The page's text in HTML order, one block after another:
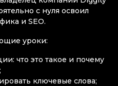
с нуля освоил
и SEO.
уроки:
что это такое и почему
ключевые слова;